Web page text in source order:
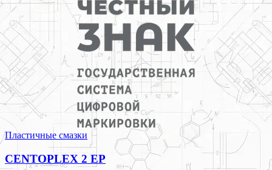
Пластичные смазки
CENTOPLEX 2 EP